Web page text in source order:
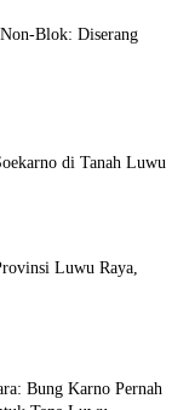
Blok: Diserang
di Tanah Luwu
Luwu Raya,
Bung Karno Pernah